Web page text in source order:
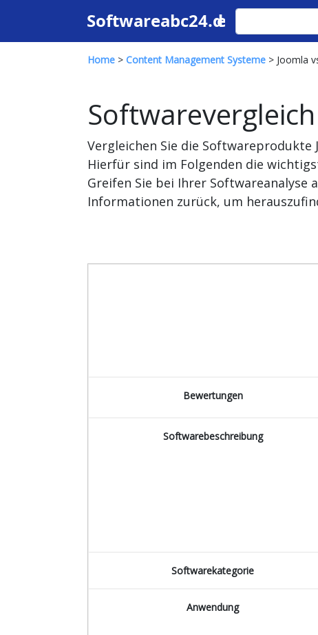
Home > Content Management Systeme > Joomla
Vergleichen Sie die Softwareprodukte
Hierfür sind im Folgenden die
Greifen Sie bei Ihrer
Informationen zurück, um
Bewertungen
Softwarebeschreibung
Softwarekategorie
Anwendung